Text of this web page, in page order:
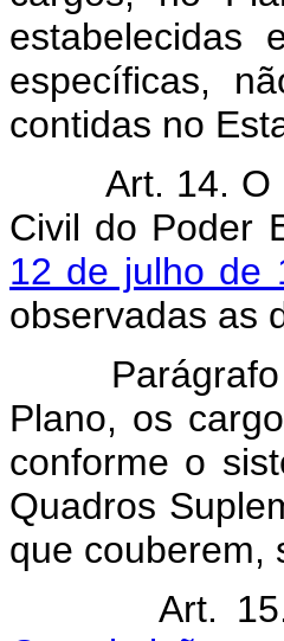
estabelecidas
específicas,
contidas no
Art. 14. O
Civil do Poder
12 de julho de
observadas as
Plano, os
conforme o
Quadros
que couberem,
Art.